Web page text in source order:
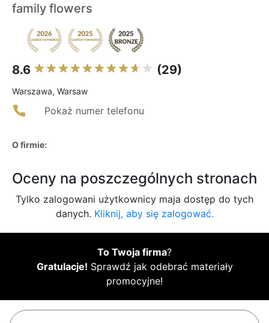
family flowers
8.6 (29)
Warszawa, Warsaw
Pokaż numer telefonu
O firmie:
Oceny na poszczególnych stronach
Tylko zalogowani użytkownicy maja dostęp do tych
danych. Kliknij, aby się zalogować.
To Twoja firma?
Gratulacje! Sprawdź jak odebrać materiały
promocyjne!